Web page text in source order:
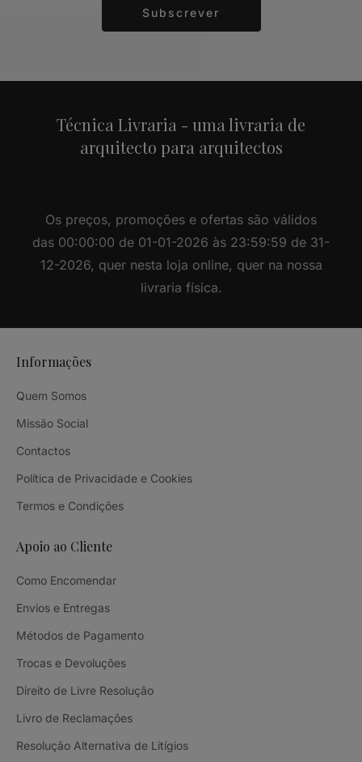
Subscrever
Técnica Livraria - uma livraria de
arquitecto para arquitectos
Os preços, promoções e ofertas são válidos
das 00:00:00 de 01-01-2026 às 23:59:59 de 31-
12-2026, quer nesta loja online, quer na nossa
livraria física.
Informações
Quem Somos
Missão Social
Contactos
Política de Privacidade e Cookies
Termos e Condições
Apoio ao Cliente
Como Encomendar
Envios e Entregas
Métodos de Pagamento
Trocas e Devoluções
Direito de Livre Resolução
Livro de Reclamações
Resolução Alternativa de Litígios